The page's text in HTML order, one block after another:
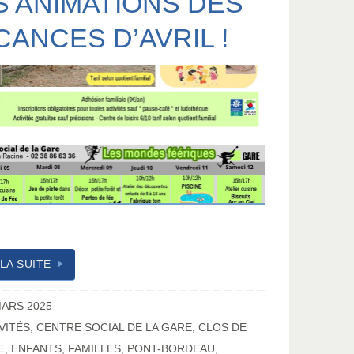
D’AVRIL !
SUITE
2025
,CENTRE SOCIAL DE LA GARE ,CLOS DE
ENFANTS FAMILLES PONT-BORDEAU